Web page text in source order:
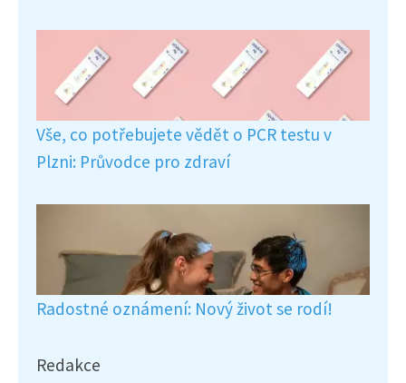
Vše, co potřebujete vědět o PCR testu v
Plzni: Průvodce pro zdraví
Radostné oznámení: Nový život se rodí!
Redakce